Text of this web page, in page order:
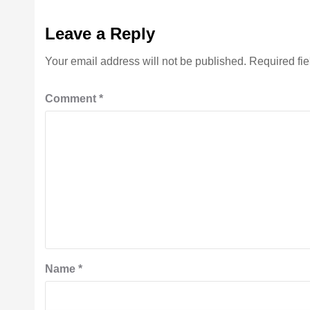
Leave a Reply
Your email address will not be published. Required
Comment*
Name*